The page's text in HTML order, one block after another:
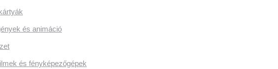
és animáció
és fényképezőgépek